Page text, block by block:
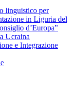
linguistico per
in Liguria del
d’Europa”
Ucraina
e Integrazione